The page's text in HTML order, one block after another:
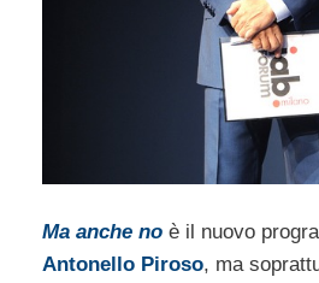
Ma anche no è il nuovo
Antonello Piroso, ma